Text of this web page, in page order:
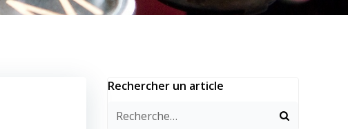
Rechercher un article